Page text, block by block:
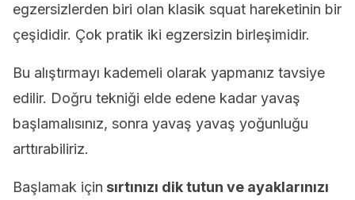
egzersizlerden biri olan klasik squat hareketinin bir
çeşididir. Çok pratik iki egzersizin birleşimidir.
Bu alıştırmayı kademeli olarak yapmanız tavsiye
edilir. Doğru tekniği elde edene kadar yavaş
başlamalısınız, sonra yavaş yavaş yoğunluğu
arttırabiliriz.
Başlamak için sırtınızı dik tutun ve ayaklarınızı